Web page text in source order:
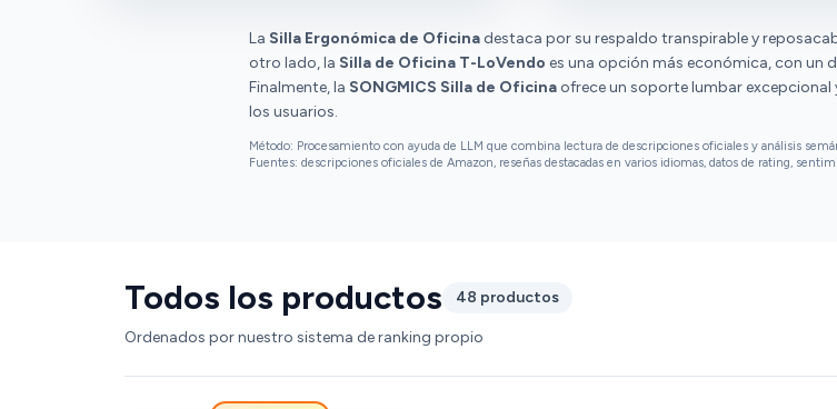
La Silla Ergonómica de Oficinadestaca por su respaldo transpirable y
otro lado, la Silla de Oficina T-LoVendo es una opción más económica, con un
Finalmente, la SONGMICS Silla de Oficina ofrece un soporte lumbar
los usuarios.
Método: Procesamiento con ayuda de LLM que combina lectura de descripciones oficiales y análisis
Fuentes: descripciones oficiales de Amazon, reseñas destacadas en varios idiomas, datos de rating,
Todos los productos 48 productos
Ordenados por nuestro sistema de ranking propio